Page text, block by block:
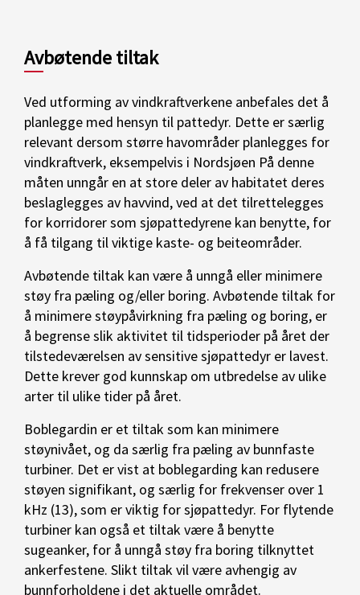
Avbøtende tiltak
Ved utforming av vindkraftverkene anbefales det å
planlegge med hensyn til pattedyr. Dette er særlig
relevant dersom større havområder planlegges for
vindkraftverk, eksempelvis i Nordsjøen På denne
måten unngår en at store deler av habitatet deres
beslaglegges av havvind, ved at det tilrettelegges
for korridorer som sjøpattedyrene kan benytte, for
å få tilgang til viktige kaste- og beiteområder.
Avbøtende tiltak kan være å unngå eller minimere
støy fra pæling og/eller boring. Avbøtende tiltak for
å minimere støypåvirkning fra pæling og boring, er
å begrense slik aktivitet til tidsperioder på året der
tilstedeværelsen av sensitive sjøpattedyr er lavest.
Dette krever god kunnskap om utbredelse av ulike
arter til ulike tider på året.
Boblegardin er et tiltak som kan minimere
støynivået, og da særlig fra pæling av bunnfaste
turbiner. Det er vist at boblegarding kan redusere
støyen signifikant, og særlig for frekvenser over 1
kHz (13), som er viktig for sjøpattedyr. For flytende
turbiner kan også et tiltak være å benytte
sugeanker, for å unngå støy fra boring tilknyttet
ankerfestene. Slikt tiltak vil være avhengig av
bunnforholdene i det aktuelle området.